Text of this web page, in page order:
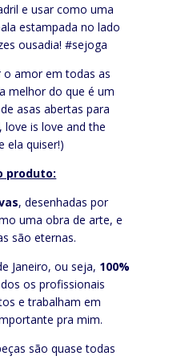
e usar como uma
estampada no lado
ousadia! #sejoga
o amor em todas as
melhor do que é um
asas abertas para
love is love and the
ela quiser!)
produto:
, desenhadas por
uma obra de arte, e
são eternas.
Janeiro, ou seja, 100%
os profissionais
e trabalham em
pra mim.
são quase todas